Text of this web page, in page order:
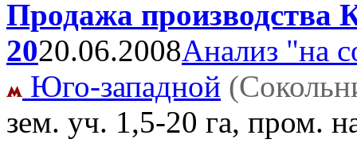
Продажа
2020.06.2008Анализ "на
Юго-западной
зем. уч. 1,5-20 га, пром.